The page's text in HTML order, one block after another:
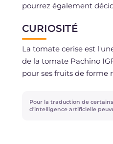
pourrez également
filet d'eau de cuisson
CURIOSITÉ
La tomate cerise est
de la tomate Pachino
pour ses fruits de forme
sont les côtelées, rondes
Pour la traduction de
d'intelligence artificielle